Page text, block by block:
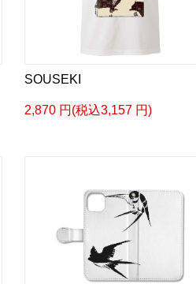
SOUSEKI
2,870 円(税込3,157 円)